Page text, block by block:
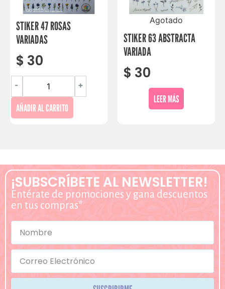
STIKER 47 ROSAS
VARIADAS
$ 30
- +
AÑADIR AL CARRITO
Agotado
STIKER 63 ABSTRACTA
VARIADA
$ 30
LEER MÁS
¡SUBSCRÍBETE AL NEWSLETTER!
Entérate de promociones y gana descuentos
en tus compras*